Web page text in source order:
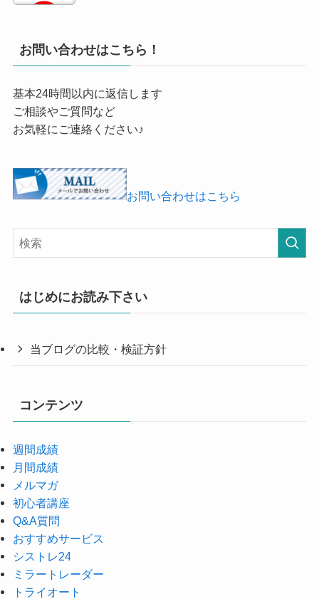
お問い合わせはこちら！
基本24時間以内に返信します
ご相談やご質問など
お気軽にご連絡ください♪
お問い合わせはこちら
はじめにお読み下さい
当ブログの比較・検証方針
コンテンツ
週間成績
月間成績
メルマガ
初心者講座
Q&A質問
おすすめサービス
シストレ24
ミラートレーダー
トライオート